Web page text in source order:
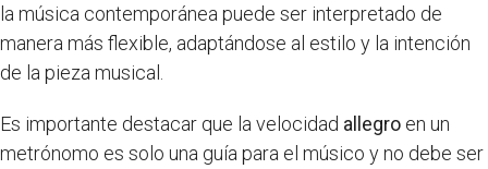
la música contemporánea puede ser interpretado de
manera más flexible, adaptándose al estilo y la intención
de la pieza musical.
Es importante destacar que la velocidad allegro en un
metrónomo es solo una guía para el músico y no debe ser